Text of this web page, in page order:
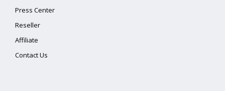
Press Center
Reseller
Affiliate
Contact Us